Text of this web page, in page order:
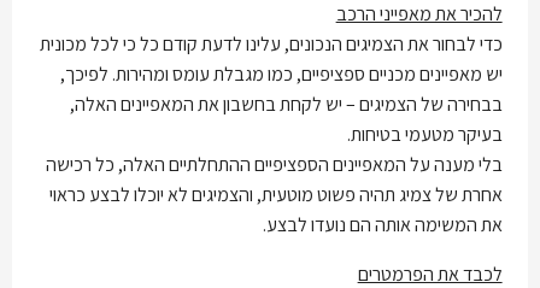
להכיר את מאפייני הרכב
כדי לבחור את הצמיגים הנכונים, עלינו לדעת קודם כל כי לכל מכונית
יש מאפיינים מכניים ספציפיים, כמו מגבלת עומס ומהירות. לפיכך,
בבחירה של הצמיגים – יש לקחת בחשבון את המאפיינים האלה,
בעיקר מטעמי בטיחות.
בלי מענה על המאפיינים הספציפיים ההתחלתיים האלה, כל רכישה
אחרת של צמיג תהיה פשוט מוטעית, והצמיגים לא יוכלו לבצע כראוי
את המשימה אותה הם נועדו לבצע.
לכבד את הפרמטרים